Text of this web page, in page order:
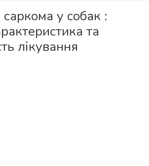
у собак :
та
лікування